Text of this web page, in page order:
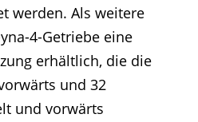
werden. Als weitere
4-Getriebe eine
erhältlich, die die
und 32
und vorwärts